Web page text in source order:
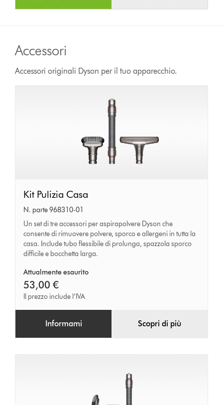
Accessori
Accessori originali Dyson per il tuo apparecchio.
Kit
Pulizia
Casa
Kit Pulizia Casa
N. parte 968310-01
Un set di tre accessori per aspirapolvere Dyson che
consente di rimuovere polvere, sporco e allergeni in tutta la
casa. Include tubo flessibile di prolunga, spazzola sporco
difficile e bocchetta larga.
Attualmente esaurito
53,00 €
Il prezzo include l’IVA
Informami Scopri di più